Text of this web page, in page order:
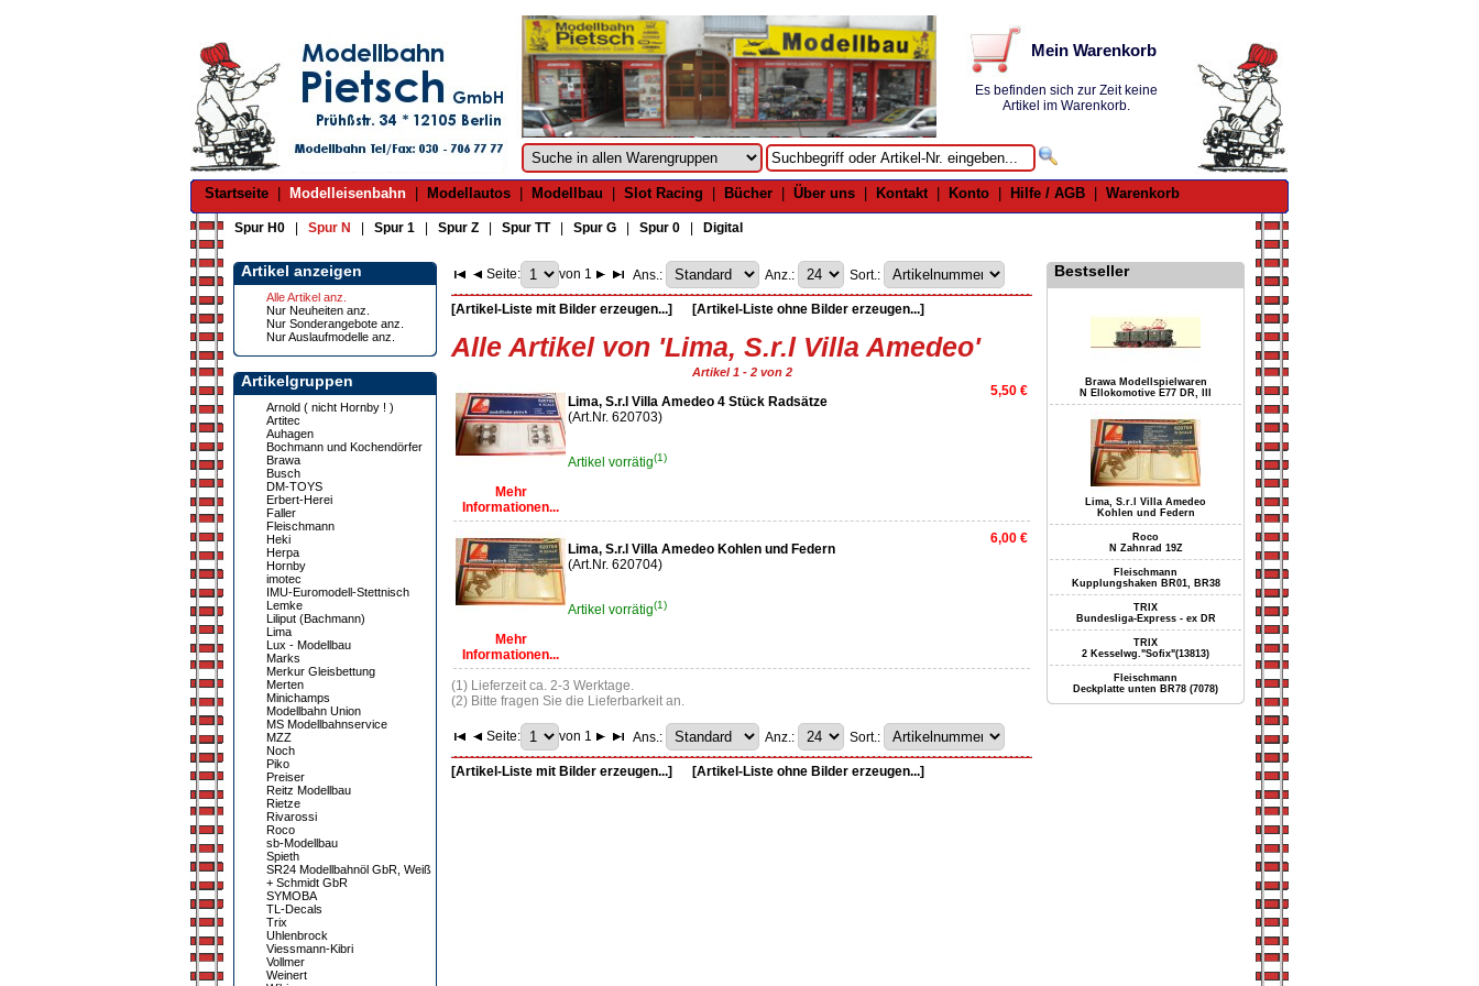
Mein Warenkorb
Es befinden sich zur Zeit keine
Artikel im Warenkorb.
Startseite Modelleisenbahn Modellautos Modellbau Slot Racing Bücher Über uns Kontakt| Konto Hilfe / AGB Warenkorb
Spur H0 Spur N Spur 1 Spur Z Spur TT| Spur G Spur 0 Digital
Artikel anzeigen
Alle Artikel anz.
Nur Neuheiten anz.
Nur Sonderangebote anz.
Nur Auslaufmodelle anz.
Artikelgruppen
Arnold ( nicht Hornby ! )
Artitec
Auhagen
Bochmann und Kochendörfer
Brawa
Busch
DM-TOYS
Erbert-Herei
Faller
Fleischmann
Heki
Herpa
Hornby
imotec
IMU-Euromodell-Stettnisch
Lemke
Liliput (Bachmann)
Lima
Lux - Modellbau
Marks
Merkur Gleisbettung
Merten
Minichamps
Modellbahn Union
MS Modellbahnservice
MZZ
Noch
Piko
Preiser
Reitz Modellbau
Rietze
Rivarossi
Roco
sb-Modellbau
Spieth
SR24 Modellbahnöl GbR, Weiß
+ Schmidt GbR
SYMOBA
TL-Decals
Trix
Uhlenbrock
Viessmann-Kibri
Vollmer
Weinert
Seite: von 1 Ans.: Anz.: Sort.:
[Artikel-Liste mit Bilder erzeugen...] [Artikel-Liste ohne Bilder erzeugen...]
Alle Artikel von 'Lima, S.r.l Villa Amedeo'
Artikel 1 - 2 von 2
Mehr
Informationen...
Lima, S.r.l Villa Amedeo 4 Stück Radsätze
(Art.Nr. 620703)
Artikel vorrätig(1)
5,50 €
Mehr
Informationen...
Lima, S.r.l Villa Amedeo Kohlen und Federn
(Art.Nr. 620704)
Artikel vorrätig(1)
6,00 €
(1) Lieferzeit ca. 2-3 Werktage.
(2) Bitte fragen Sie die Lieferbarkeit an.
Seite: von 1 Ans.: Anz.: Sort.:
[Artikel-Liste mit Bilder erzeugen...] [Artikel-Liste ohne Bilder erzeugen...]
Bestseller
Brawa Modellspielwaren
N Ellokomotive E77 DR, III
Lima, S.r.l Villa Amedeo
Kohlen und Federn
Roco
N Zahnrad 19Z
Fleischmann
Kupplungshaken BR01, BR38
TRIX
Bundesliga-Express - ex DR
TRIX
2 Kesselwg."Sofix"(13813)
Fleischmann
Deckplatte unten BR78 (7078)